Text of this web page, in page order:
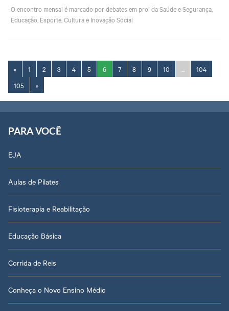
O encontro mensal é marcado por debates em prol da Saúde e Segurança,
Educação, Esporte, Cultura e Inovação Social
« 1 2 3 4 5 6 7 8 9 10 ...
104
105
»
PARA VOCÊ
EJA
Aulas de Pilates
Fisioterapia e Reabilitação
Educação Básica
Corrida de Reis
Conheça o Novo Ensino Médio